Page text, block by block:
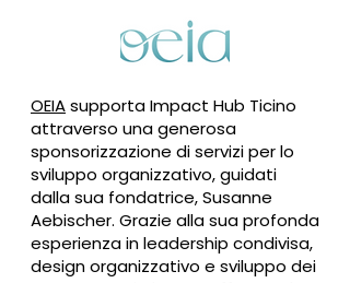
OEIAsupporta Impact Hub Ticino
attraverso una generosa
sponsorizzazione di servizi per lo
sviluppo organizzativo, guidati
dalla sua fondatrice, Susanne
Aebischer. Grazie alla sua profonda
esperienza in leadership condivisa,
design organizzativo e sviluppo dei